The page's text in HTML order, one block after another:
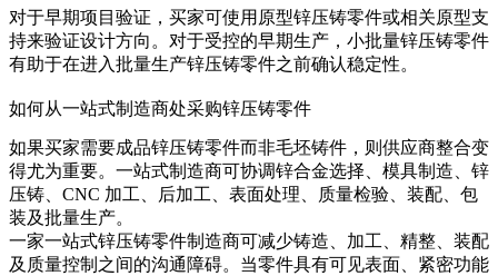
对于早期项目验证，买家可使用 原型锌压铸零件或相关原型支
持来验证设计方向。对于受控的早期生产， 小批量锌压铸零件
有助于在进入批量生产锌压铸零件之前确认稳定性。
如何从一站式制造商处采购锌压铸零件
如果买家需要成品锌压铸零件而非毛坯铸件，则供应商整合变
得尤为重要。一站式制造商可协调锌合金选择、模具制造、锌
压铸、CNC 加工、后加工、表面处理、质量检验、装配、包
装及批量生产。
一家一站式锌压铸零件制造商可减少铸造、加工、精整、装配
及质量控制之间的沟通障碍。当零件具有可见表面、紧密功能